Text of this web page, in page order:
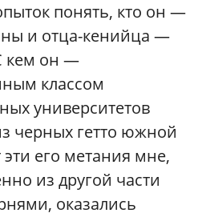
понять, кто он —
и отца-кенийца —
кем он —
классом
университетов
черных гетто южной
эти его метания мне,
из другой части
оказались